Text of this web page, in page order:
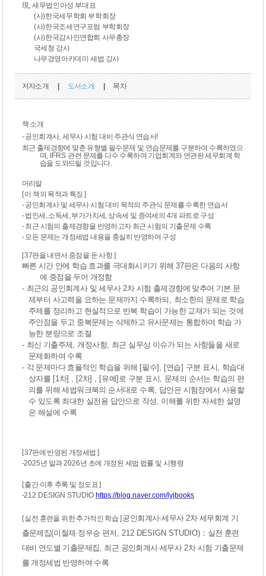
現 ,세무법인아성 부대표
(사)한국세무학회 부학회장
(사)한국조세연구포럼 부학회장
(사)한국감사인연합회 사무총장
국세청 강사
나무경영아카데미 세법 강사
저자소개 | 도서소개 | 목차
책 소개
- 공인회계사,세무사 시험 대비 주관식 연습서!
최근 출제경향에 맞춘 유형별 필수문제 및 연습문제를 구분하여 수록하였으
며 , IFRS 관련 문제를 다수 수록하여 기업회계와 연관된 세무회계 학
습을 도와드릴 것입니다.
머리말
[ 이 책의 목적과 특징 ]
- 공인회계사 및 세무사 시험 대비 목적의 주관식 문제를 수록한 연습서
- 법인세, 소득세, 부가가치세, 상속세 및 증여세의 4개 파트로 구성
- 최근 시험의 출제경향을 반영하고자 최근 시험의 기출문제 수록
- 모든 문제는 개정세법 내용을 충실히 반영하여 구성
[ 37판을 내면서 중점을 둔 사항 ]
빠른 시간 안에 학습 효과를 극대화시키기 위해37판은 다음의 사항
에 중점을 두어 개정함
- 최근의 공인회계사 및 세무사 2차 시험 출제경향에 맞추어 기본 문
제부터 사고력을 요하는 문제까지 수록하되
최소한의 문제로 학습
주제를 정리하고 현실적으로 반복 학습이 가능한 교재가 되는 것에
주안점을 두고 중복문제는 삭제하고 유사문제는 통합하여 학습 가
능한 분량으로 조절
- 최신 기출주제 개정사항, 최근 실무상 이슈가 되는 사항들을 새로
문제화하여 수록
- 각 문제마다 효율적인 학습을 위해 [필수], [연습] 구분 표시
학습대
상자를 [1 차] , [2차] , [유예] 로 구분 표시
문제의 순서는 학습의 편
의를 위해 세법워크북의 순서대로 수록
답안은 시험장에서 사용할
수 있도록 최대한 실전용 답안으로 작성
이해를 위한 자세한 설명
은 해설에 수록
[ 37판에 반영된 개정세법 ]
-2025년 말과2026년 초에 개정된 세법 법률 및 시행령
[ 출간 이후 추록 및 정오표 ]
-212 DESIGN STUDIOhttps://blog.naver.com/lyjbooks
[ 실전 훈련을 위한 추가적인 학습 ]공인회계사·세무사 2차 세무회계 기
출문제집(이철재·정우승 편저 , 212 DESIGN STUDIO)： 실전 훈련
대비 연도별 기출문제집
최근 공인회계사·세무사 2차 시험 기출문제
를 개정세법 반영하여 수록